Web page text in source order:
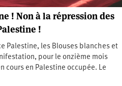
! Non à la répression des
!
Palestine, les Blouses blanches et
pour le onzième mois
cours en Palestine occupée. Le